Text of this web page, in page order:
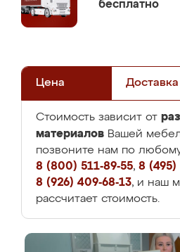
бесплатно
Цена Доставка
Стоимость зависит от
материалов Вашей
позвоните нам по
8 (800) 511-89-55, 8 (495)
8 (926) 409-68-13, и наш
рассчитает стоимость.